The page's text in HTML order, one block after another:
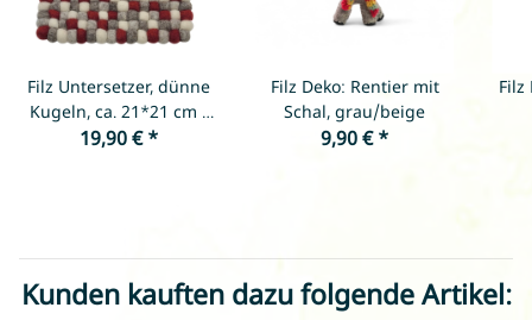
Filz Untersetzer, dünne
Kugeln, ca. 21*21 cm -
Grautöne mit Dunkelrot
19,90 €*
Filz Deko: Rentier mit
Schal, grau/beige
9,90 €*
Filz
Kunden kauften dazu folgende Artikel: